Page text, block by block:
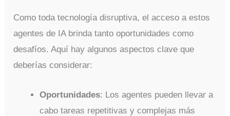
Como toda tecnología disruptiva, el acceso a estos
agentes de IA brinda tanto oportunidades como
desafíos. Aquí hay algunos aspectos clave que
deberías considerar:
Oportunidades: Los agentes pueden llevar a
cabo tareas repetitivas y complejas más